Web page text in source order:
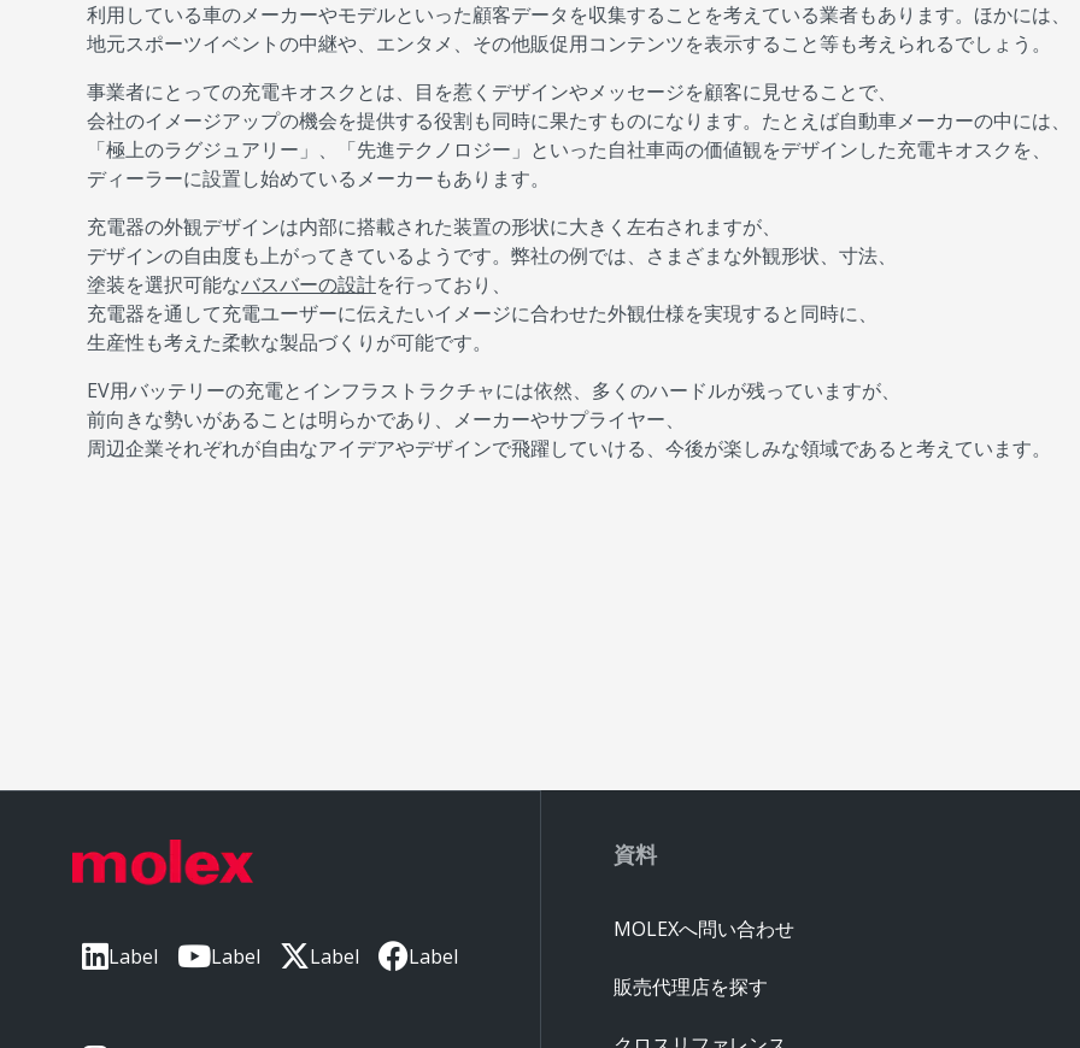
利用している車のメーカーやモデルといった顧客データを収集することを考えている業者もあります。ほかには、
地元スポーツイベントの中継や、エンタメ、その他販促用コンテンツを表示すること等も考えられるでしょう。
事業者にとっての充電キオスクとは、目を惹くデザインやメッセージを顧客に見せることで、
会社のイメージアップの機会を提供する役割も同時に果たすものになります。たとえば自動車メーカーの中には、
「極上のラグジュアリー」、「先進テクノロジー」といった自社車両の価値観をデザインした充電キオスクを、
ディーラーに設置し始めているメーカーもあります。
充電器の外観デザインは内部に搭載された装置の形状に大きく左右されますが、
デザインの自由度も上がってきているようです。弊社の例では、さまざまな外観形状、寸法、
塗装を選択可能なバスバーの設計を行っており、
充電器を通して充電ユーザーに伝えたいイメージに合わせた外観仕様を実現すると同時に、
生産性も考えた柔軟な製品づくりが可能です。
EV用バッテリーの充電とインフラストラクチャには依然、多くのハードルが残っていますが、
前向きな勢いがあることは明らかであり、メーカーやサプライヤー、
周辺企業それぞれが自由なアイデアやデザインで飛躍していける、今後が楽しみな領域であると考えています。
Label Label Label Label
資料
MOLEXへ問い合わせ
販売代理店を探す